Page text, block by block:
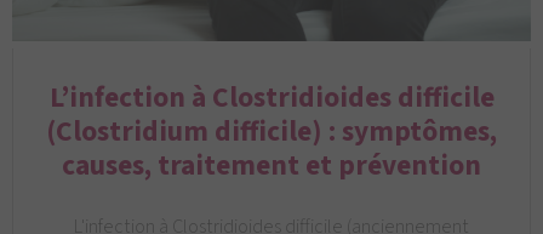
L’infection à Clostridioides difficile
(Clostridium difficile) : symptômes,
causes, traitement et prévention
L'infection à Clostridioides difficile (anciennement